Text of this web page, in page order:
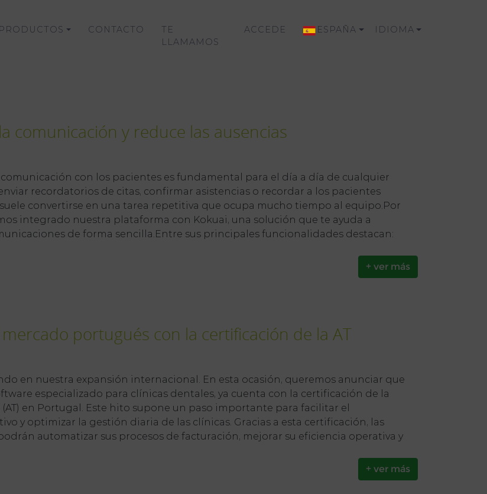
PRODUCTOS CONTACTO
TE
LLAMAMOS
ACCEDE ESPAÑA IDIOMA
comunicación y reduce las ausencias
con los pacientes es fundamental para el día a día de cualquier
recordatorios de citas, confirmar asistencias o recordar a los pacientes
convertirse en una tarea repetitiva que ocupa mucho tiempo al equipo.Por
integrado nuestra plataforma con Kokuai, una solución que te ayuda a
de forma sencilla.Entre sus principales funcionalidades destacan:
+ ver más
portugués con la certificación de la AT
en nuestra expansión internacional. En esta ocasión, queremos anunciar que
especializado para clínicas dentales, ya cuenta con la certificación de la
en Portugal. Este hito supone un paso importante para facilitar el
y optimizar la gestión diaria de las clínicas. Gracias a esta certificación, las
automatizar sus procesos de facturación, mejorar su eficiencia operativa y
+ ver más